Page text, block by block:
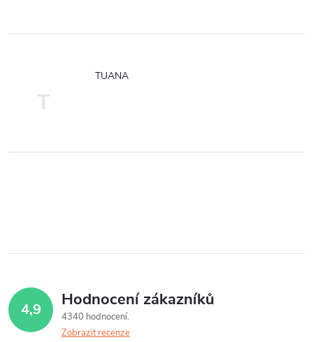
T
TUANA
4,9 Hodnocení zákazníků
4340 hodnocení
Zobrazit recenze